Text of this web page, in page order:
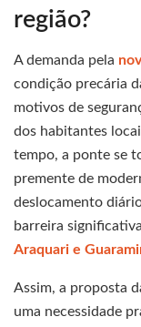
região?
A demanda pela
condição precária
motivos de
dos habitantes
tempo, a ponte se
premente de
deslocamento
barreira
Araquari e
Assim, a proposta
uma necessidade